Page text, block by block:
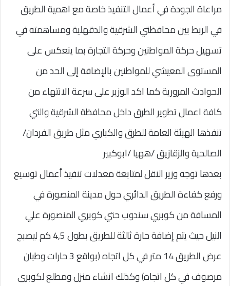
مراعاة الجودة في أعمال التنفيذ خاصة مع اهمية الطريق
في الربط بين محافظتي الشرقية والدقهلية ومساهمته في
تسهيل حركة المواطنين وحركة التجارة بما ينعكس على
المستوى المعيشي للمواطنين بالإضافة إلى الحد من
الحوادث المرورية كما اكد الوزير على سرعة الانتهاء من
كافة اعمال تطوير الطرق داخل محافظة الشرقية والتي
تنفذها الهيئة العامة للطرق والكباري مثل طريق الفردان/
الصالحية والزقازيق /ههيا /ابوكبير
بعدها توجه وزير النقل لمتابعة معدلات تنفيذ أعمال توسيع
ورفع كفاءة الطريق الدائري حول مدينة المنصورة في
المسافة من كوبري سندوب حتي كوبري المنصورة علي
النيل حيث يتم إضافة حارة ثالثة للطريق بطول 4,5 كم ليصبح
عرض الطريق 14 متر في كل اتجاه (بواقع 3 حارات وطبان
مرصوف في كل اتجاه) وكذلك انشاء منزل ومطلع لكوبرى